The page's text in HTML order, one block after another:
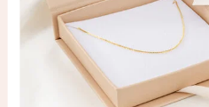
Producten
Alle producten
Nieuwe producten